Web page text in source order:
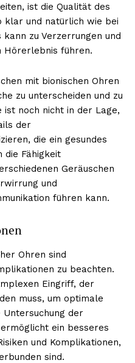
ist die Qualität des
klar und natürlich wie bei
kann zu Verzerrungen und
Hörerlebnis führen.
mit bionischen Ohren
zu unterscheiden und zu
ist noch nicht in der Lage,
der
die ein gesundes
die Fähigkeit
Geräuschen
und
führen kann.
Ohren sind
zu beachten.
Eingriff, der
muss, um optimale
Untersuchung der
ein besseres
und Komplikationen,
sind.